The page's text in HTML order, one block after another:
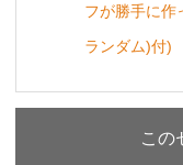
フが勝手に作
ランダム)付)
この